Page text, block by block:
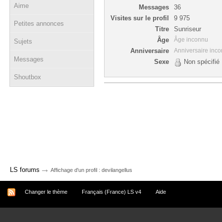
Aime
Petites annonces
Sujets
Messages
Shoutbox
Messages
36
Visites sur le profil
9 975
Titre
Sunriseur
Âge
Âge inconnu
Anniversaire Anniversaire
Sexe Non spécifié
LS forums → Affichage d'un profil : devilangellus
Changer le thème Français (France) LS v4 Aide